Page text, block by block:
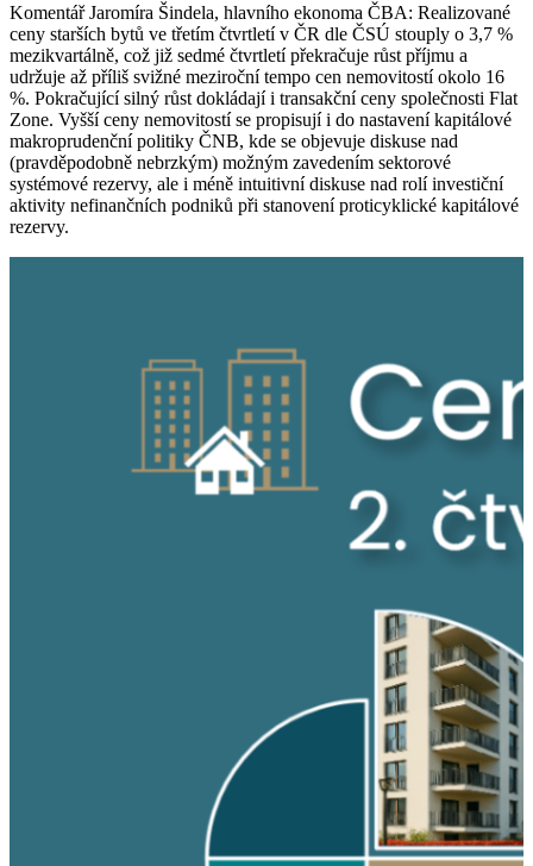
Komentář Jaromíra Šindela, hlavního ekonoma ČBA: Realizované
ceny starších bytů ve třetím čtvrtletí v ČR dle ČSÚ stouply o 3,7 %
mezikvartálně, což již sedmé čtvrtletí překračuje růst příjmu a
udržuje až příliš svižné meziroční tempo cen nemovitostí okolo 16
%. Pokračující silný růst dokládají i transakční ceny společnosti Flat
Zone. Vyšší ceny nemovitostí se propisují i do nastavení kapitálové
makroprudenční politiky ČNB, kde se objevuje diskuse nad
(pravděpodobně nebrzkým) možným zavedením sektorové
systémové rezervy, ale i méně intuitivní diskuse nad rolí investiční
aktivity nefinančních podniků při stanovení proticyklické kapitálové
rezervy.